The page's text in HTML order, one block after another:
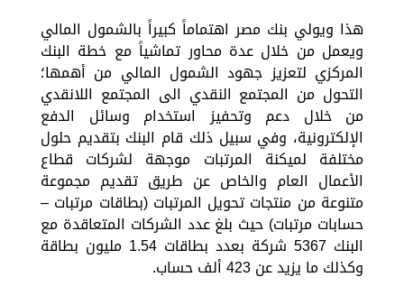
هذا ويولي بنك مصر اهتماماً كبيراً بالشمول المالي
ويعمل من خلال عدة محاور تماشياً مع خطة البنك
المركزي لتعزيز جهود الشمول المالي من أهمها؛
التحول من المجتمع النقدي الى المجتمع اللانقدي
من خلال دعم وتحفيز استخدام وسائل الدفع
الإلكترونية، وفي سبيل ذلك قام البنك بتقديم حلول
مختلفة لميكنة المرتبات موجهة لشركات قطاع
الأعمال العام والخاص عن طريق تقديم مجموعة
متنوعة من منتجات تحويل المرتبات (بطاقات مرتبات –
حسابات مرتبات) حيث بلغ عدد الشركات المتعاقدة مع
البنك 5367 شركة بعدد بطاقات 1.54 مليون بطاقة
وكذلك ما يزيد عن 423 ألف حساب.